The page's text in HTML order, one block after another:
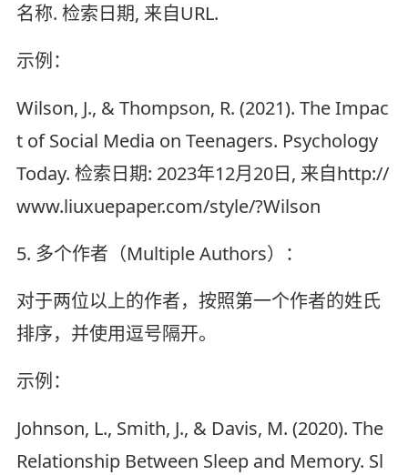
名称. 检索日期, 来自URL.
示例：
Wilson, J., & Thompson, R. (2021). The Impac
t of Social Media on Teenagers. Psychology
Today. 检索日期: 2023年12月20日, 来自http://
www.liuxuepaper.com/style/?Wilson
5. 多个作者（Multiple Authors）：
对于两位以上的作者，按照第一个作者的姓氏
排序，并使用逗号隔开。
示例：
Johnson, L., Smith, J., & Davis, M. (2020). The
Relationship Between Sleep and Memory. Sl